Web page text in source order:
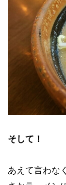
そして！
あえて言わな